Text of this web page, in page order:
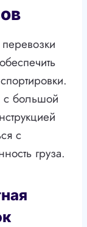
с большой
с
груза.